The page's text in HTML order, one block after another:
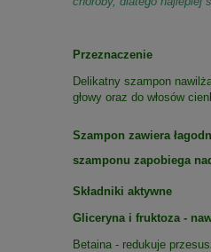
Przeznaczenie
Delikatny szampon
głowy oraz do włosów
Szampon zawiera
szamponu zapobiega
Składniki aktywne
Gliceryna i fruktoza -
Betaina - redukuje